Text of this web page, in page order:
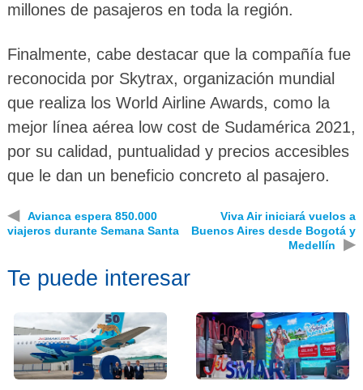
millones de pasajeros en toda la región.
Finalmente, cabe destacar que la compañía fue
reconocida por Skytrax, organización mundial
que realiza los World Airline Awards, como la
mejor línea aérea low cost de Sudamérica 2021,
por su calidad, puntualidad y precios accesibles
que le dan un beneficio concreto al pasajero.
◀
Avianca espera 850.000
viajeros durante Semana Santa
Viva Air iniciará vuelos a
Buenos Aires desde Bogotá y
Medellín
▶
Te puede interesar